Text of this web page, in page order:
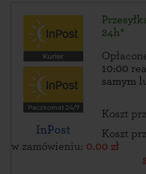
InPost
24h*
10:00
samym
Koszt
Koszt
w zamówieniu: 0.00 zł